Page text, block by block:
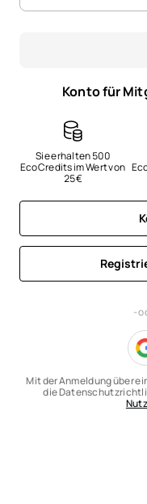
Konto für
Sie erhalten 500
EcoCredits im Wert von
25 €
-
Mit der Anmeldung über
die